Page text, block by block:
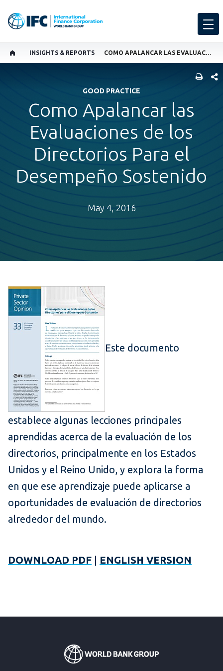
INSIGHTS & REPORTS COMO APALANCAR LAS EVALUACIONES DE LOS DIRECTORIOS PARA EL DESEMPEÑO SOSTENIDO
GOOD PRACTICE
Como Apalancar las
Evaluaciones de los
Directorios Para el
Desempeño Sostenido
May 4, 2016
Este documento
establece algunas lecciones principales
aprendidas acerca de la evaluación de los
directorios, principalmente en los Estados
Unidos y el Reino Unido, y explora la forma
en que ese aprendizaje puede aplicarse a
oportunidades de evaluación de directorios
alrededor del mundo.
DOWNLOAD PDF ENGLISH VERSION